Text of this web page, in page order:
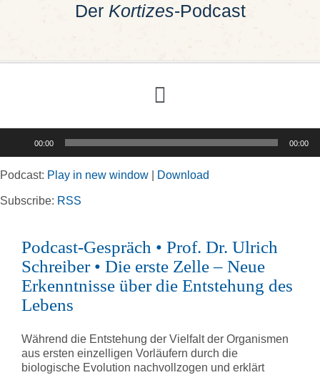
Der Kortizes-Podcast
Toggle
Navigation
Rubriken
Kortizes Website
00:00 00:00
Podcast: Play in new window Download
Subscribe: RSS
Podcast-Gespräch • Prof. Dr. Ulrich
Schreiber • Die erste Zelle – Neue
Erkenntnisse über die Entstehung des
Lebens
Während die Entstehung der Vielfalt der Organismen
aus ersten einzelligen Vorläufern durch die
biologische Evolution nachvollzogen und erklärt